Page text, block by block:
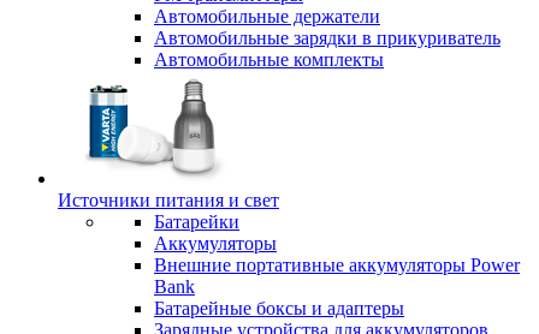
Автомобильные держатели
Автомобильные зарядки в прикуриватель
Автомобильные комплекты
Источники питания и свет
Батарейки
Аккумуляторы
Внешние портативные аккумуляторы Power
Bank
Батарейные боксы и адаптеры